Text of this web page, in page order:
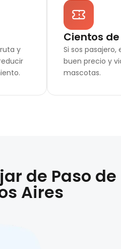
y
Cientos
Si sos
buen precio y
mascotas.
de Paso de
Aires